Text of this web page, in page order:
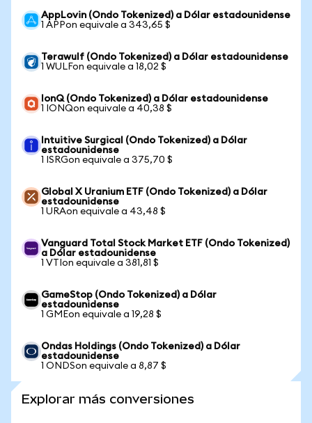
AppLovin (Ondo Tokenized) a Dólar estadounidense
1 APPon equivale a 343,65 $
Terawulf (Ondo Tokenized) a Dólar estadounidense
1 WULFon equivale a 18,02 $
IonQ (Ondo Tokenized) a Dólar estadounidense
1 IONQon equivale a 40,38 $
Intuitive Surgical (Ondo Tokenized) a Dólar
estadounidense
1 ISRGon equivale a 375,70 $
Global X Uranium ETF (Ondo Tokenized) a Dólar
estadounidense
1 URAon equivale a 43,48 $
Vanguard Total Stock Market ETF (Ondo Tokenized)
a Dólar estadounidense
1 VTIon equivale a 381,81 $
GameStop (Ondo Tokenized) a Dólar
estadounidense
1 GMEon equivale a 19,28 $
Ondas Holdings (Ondo Tokenized) a Dólar
estadounidense
1 ONDSon equivale a 8,87 $
Explorar más conversiones